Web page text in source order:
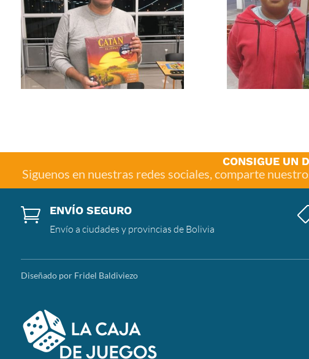
CONSIGUE UN
Siguenos en nuestras redes sociales, comparte
 ENVÍO SEGURO
Envío a ciudades y provincias de Bolivia
Diseñado por Fridel Baldiviezo